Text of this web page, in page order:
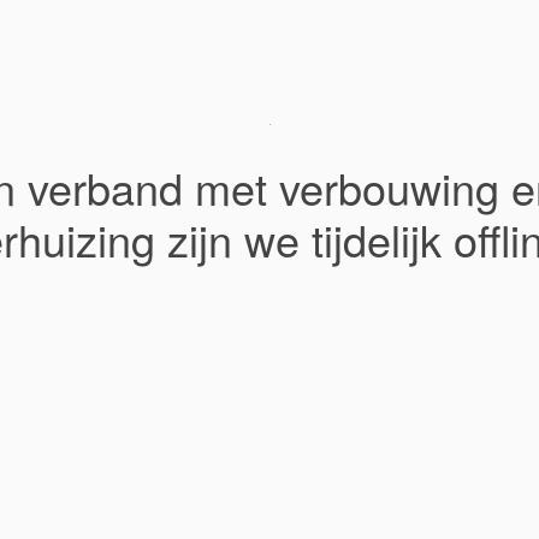
verband met verbouwing
zijn we tijdelijk